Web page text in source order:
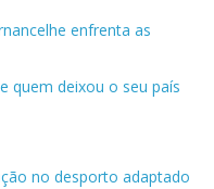
enfrenta as
quem deixou o seu país
no desporto adaptado